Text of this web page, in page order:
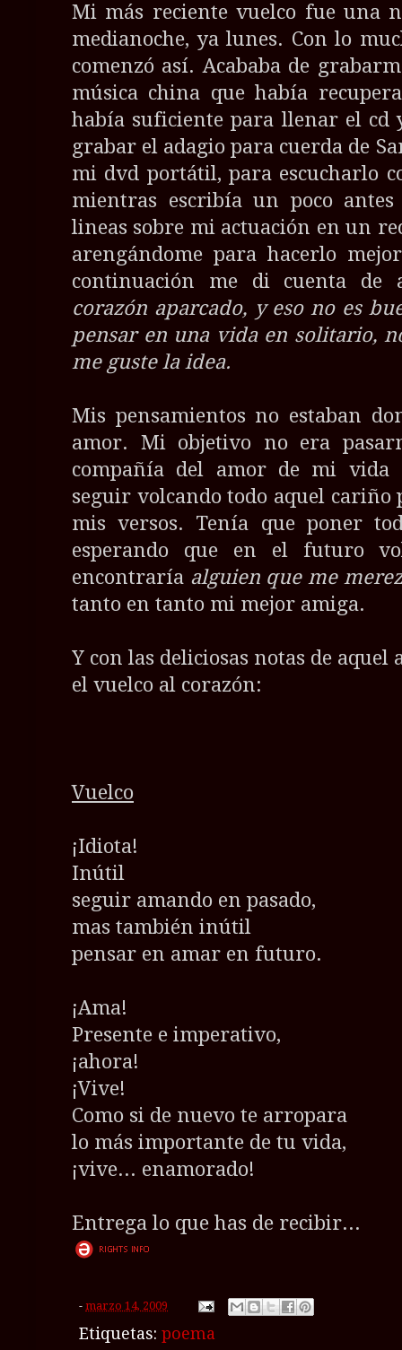
Mi más reciente vuelco fue una
medianoche, ya lunes. Con lo
comenzó así. Acababa de
música china que había
había suficiente para llenar el cd
grabar el adagio para cuerda de
mi dvd portátil, para escucharlo
mientras escribía un poco
lineas sobre mi actuación en un
arengándome para hacerlo
continuación me di cuenta
corazón aparcado, y eso no es
pensar en una vida en solitario,
me guste la idea.
Mis pensamientos no estaban
amor. Mi objetivo no era
compañía del amor de mi vida
seguir volcando todo aquel cariño
mis versos. Tenía que poner
esperando que en el futuro
encontraría alguien que me
tanto en tanto mi mejor amiga.
Y con las deliciosas notas de
el vuelco al corazón:
Vuelco
¡Idiota!
Inútil
seguir amando en pasado,
mas también inútil
pensar en amar en futuro.
¡Ama!
Presente e imperativo,
¡ahora!
¡Vive!
Como si de nuevo te arropara
lo más importante de tu vida,
¡vive... enamorado!
Entrega lo que has de recibir...
- marzo 14, 2009
Etiquetas: poema